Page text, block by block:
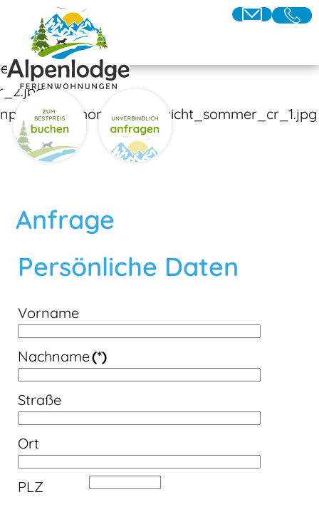
Anfrage
Persönliche Daten
Vorname
Nachname(*)
Straße
Ort
PLZ